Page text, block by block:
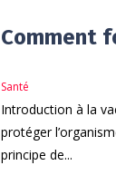
Comment
Santé
Introduction à la
protéger
principe de...